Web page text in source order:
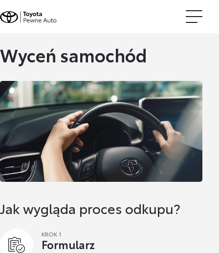
Wyceń samochód
Jak wygląda proces odkupu?
KROK 1
Formularz